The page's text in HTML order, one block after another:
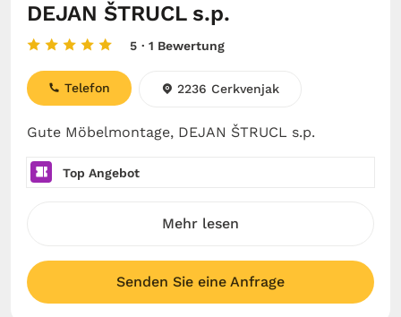
DEJAN ŠTRUCL s.p.
5 · 1 Bewertung
Gute Möbelmontage, DEJAN ŠTRUCL s.p.
Telefon 2236 Cerkvenjak
Top Angebot
Mehr lesen
Senden Sie eine Anfrage